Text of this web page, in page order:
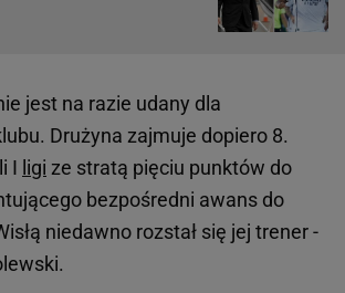
jest na razie udany dla
Drużyna zajmuje dopiero 8.
I ligi ze stratą pięciu punktów do
bezpośredni awans do
niedawno rozstał się jej trener -